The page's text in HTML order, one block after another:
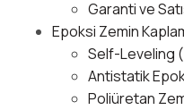
Garanti ve
Epoksi Zemin
Self-Leveling
Antistatik
Poliüretan